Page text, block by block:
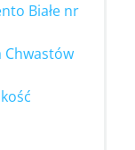
Białe nr
Chwastów